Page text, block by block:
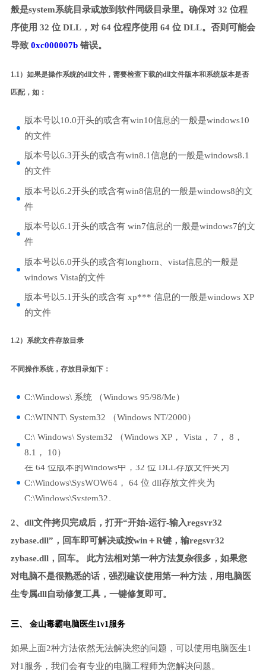
般是system系统目录或放到软件同级目录里。确保对 32 位程
序使用 32 位 DLL，对 64 位程序使用 64 位 DLL。否则可能会
导致 0xc000007b错误。
1.1）如果是操作系统的dll文件，需要检查下载的dll文件版本和系统版本是否
匹配，如：
版本号以10.0开头的或含有win10信息的一般是windows10
的文件
版本号以6.3开头的或含有win8.1信息的一般是windows8.1
的文件
版本号以6.2开头的或含有win8信息的一般是windows8的文
件
版本号以6.1开头的或含有 win7信息的一般是windows7的文
件
版本号以6.0开头的或含有longhorn、vista信息的一般是
windows Vista的文件
版本号以5.1开头的或含有 xp*** 信息的一般是windows XP
的文件
1.2）系统文件存放目录
不同操作系统，存放目录如下：
C:\Windows\ 系统 （Windows 95/98/Me）
C:\WINNT\ System32 （Windows NT/2000）
C:\ Windows\ System32 （Windows XP， Vista， 7， 8，
8.1， 10）
在 64 位版本的Windows中，32 位 DLL存放文件夹为
C:\Windows\SysWOW64， 64 位 dll存放文件夹为
C:\Windows\System32。
2、dll文件拷贝完成后，打开“开始-运行-输入regsvr32
zybase.dll”，回车即可解决或按win＋R键，输regsvr32
zybase.dll，回车。 此方法相对第一种方法复杂很多，如果您
对电脑不是很熟悉的话，强烈建议使用第一种方法，用电脑医
生专属dll自动修复工具，一键修复即可。
三、 金山毒霸电脑医生1v1服务
如果上面2种方法依然无法解决您的问题，可以使用电脑医生1
对1服务，我们会有专业的电脑工程师为您解决问题。